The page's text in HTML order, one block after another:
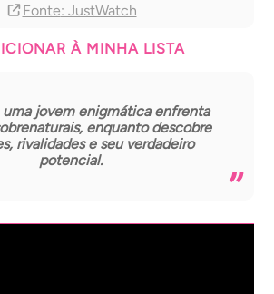
Fonte: JustWatch
À MINHA LISTA
uma jovem enigmática enfrenta
enquanto descobre
rivalidades e seu verdadeiro
potencial.